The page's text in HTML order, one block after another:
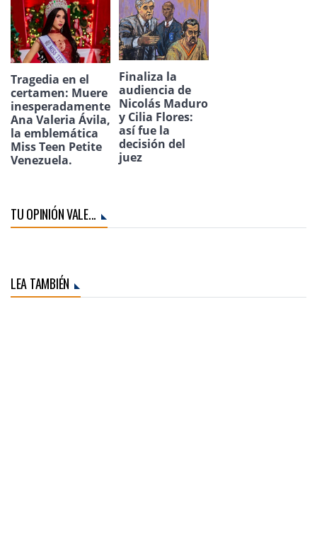
Tragedia en el
certamen: Muere
inesperadamente
Ana Valeria Ávila,
la emblemática
Miss Teen Petite
Venezuela.
Finaliza la
audiencia de
Nicolás Maduro
y Cilia Flores:
así fue la
decisión del
juez
TU OPINIÓN VALE...
LEA TAMBIÉN